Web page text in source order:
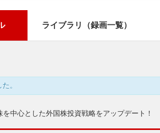
ライブラリ（録画一覧）
。
を中心とした外国株投資戦略をアップデート！